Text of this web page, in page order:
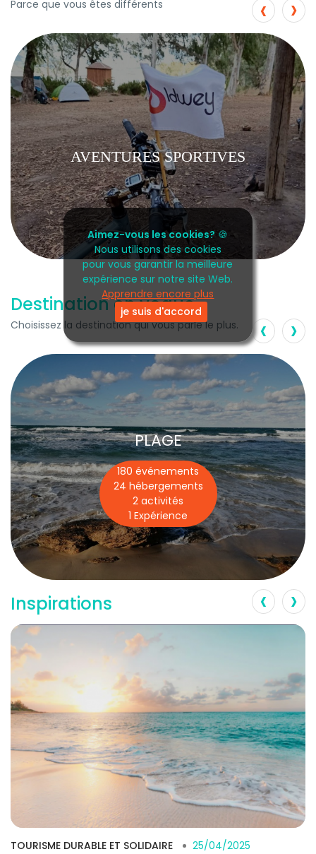
Aimez-vous les cookies? 🍪
Nous utilisons des cookies
pour vous garantir la meilleure
expérience sur notre site Web.
Apprendre encore plus
je suis d'accord
Parce que vous êtes différents
AVENTURES SPORTIVES
‹ ›
Destination en vogue
Choisissez la destination qui vous parle le plus.
PLAGE
180 événements
24 hébergements
2 activités
1 Expérience
‹ ›
Inspirations
TOURISME DURABLE ET SOLIDAIRE 25/04/2025
‹ ›